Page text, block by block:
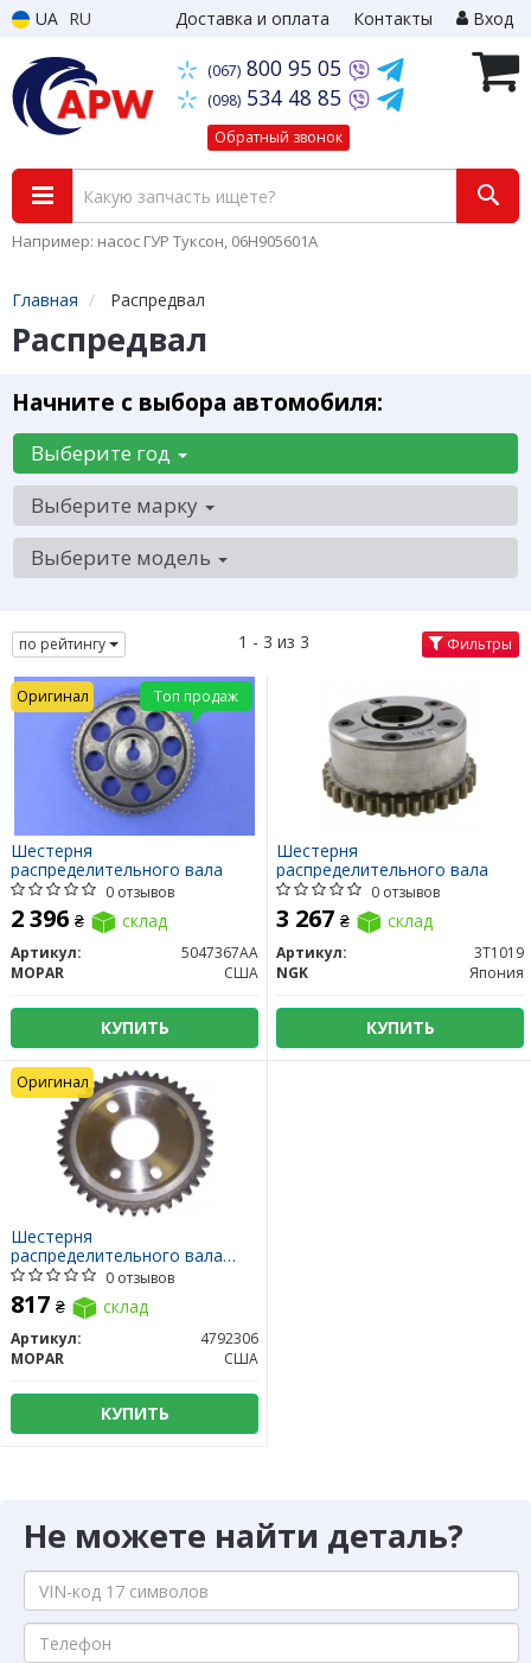
UA RU Доставка и оплата Контакты Вход
(067) 800 95 05
(098) 534 48 85
Обратный звонок
Например: насос ГУР Туксон, 06H905601A
Главная Распредвал
Распредвал
Начните с выбора автомобиля:
Выберите год
Выберите марку
Выберите модель
по рейтингу 1 - 3 из 3 Фильтры
Шестерня
распределительного вала
0 отзывов
2 396 ₴ склад
Артикул:
5047367AA
MOPAR
США
КУПИТЬ
Топ продаж
Оригинал
Шестерня
распределительного вала
0 отзывов
3 267 ₴ склад
Артикул:
3T1019
NGK
Япония
КУПИТЬ
Шестерня
распределительного вала
впускного
распределительного правая
0 отзывов
817 ₴ склад
Артикул:
4792306
MOPAR
США
КУПИТЬ
Оригинал
Не можете найти деталь?